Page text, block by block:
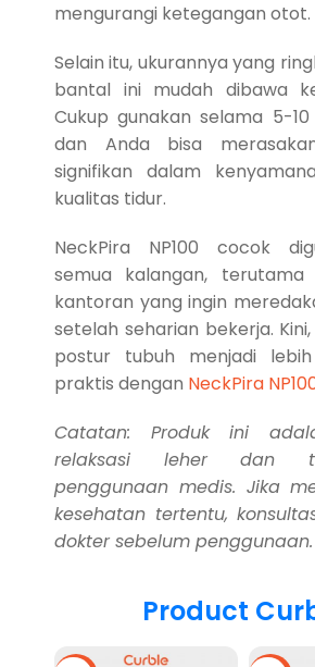
mengurangi ketegangan otot.
Selain itu, ukurannya yang
bantal ini mudah dibawa
Cukup gunakan selama 5-
dan Anda bisa
signifikan dalam
kualitas tidur.
NeckPira NP100 cocok
semua kalangan,
kantoran yang ingin
setelah seharian bekerja.
postur tubuh menjadi
praktis dengan NeckPira
Catatan: Produk ini
relaksasi leher dan
penggunaan medis. Jika
kesehatan tertentu,
dokter sebelum penggunaan.
Product